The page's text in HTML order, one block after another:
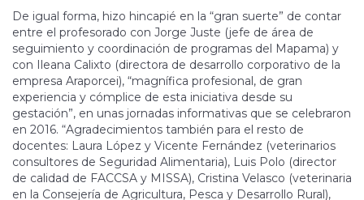
De igual forma, hizo hincapié en la “gran suerte” de contar
entre el profesorado con Jorge Juste (jefe de área de
seguimiento y coordinación de programas del Mapama) y
con Ileana Calixto (directora de desarrollo corporativo de la
empresa Araporcei), “magnífica profesional, de gran
experiencia y cómplice de esta iniciativa desde su
gestación”, en unas jornadas informativas que se celebraron
en 2016. “Agradecimientos también para el resto de
docentes: Laura López y Vicente Fernández (veterinarios
consultores de Seguridad Alimentaria), Luis Polo (director
de calidad de FACCSA y MISSA), Cristina Velasco (veterinaria
en la Consejería de Agricultura, Pesca y Desarrollo Rural),